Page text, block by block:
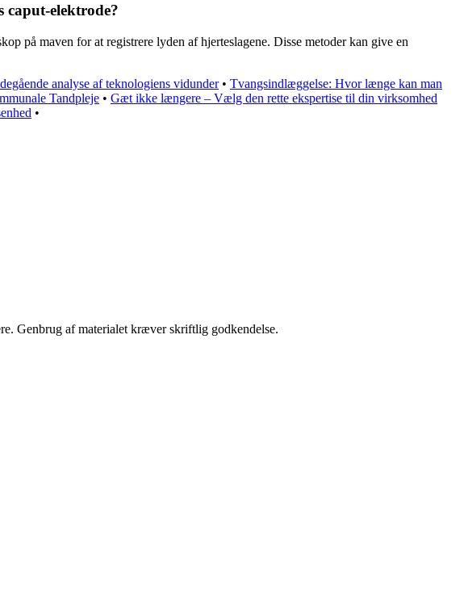
caput-elektrode?
på maven for at registrere lyden af hjerteslagene. Disse metoder kan give en
analyse af teknologiens vidunder• Tvangsindlæggelse: Hvor længe kan man
Tandpleje • Gæt ikke længere – Vælg den rette ekspertise til din virksomhed
•
Genbrug af materialet kræver skriftlig godkendelse.